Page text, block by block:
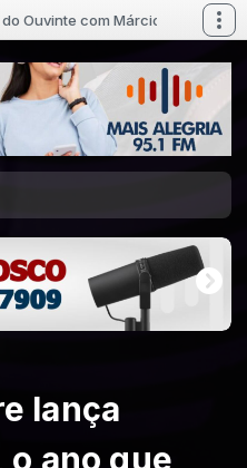
com Márcio Batista (Pr) das
lança
o ano que